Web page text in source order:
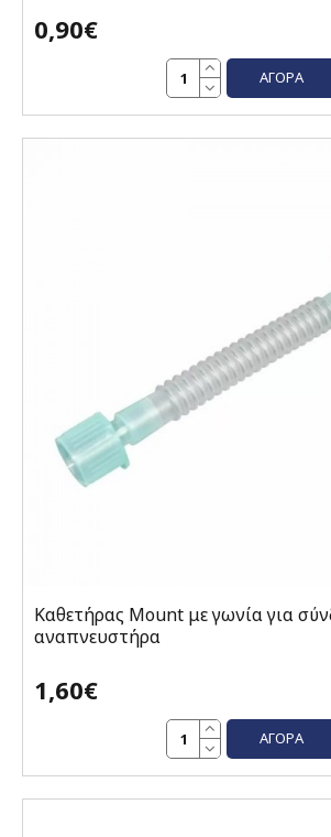
0,90€
ΑΓΟΡΆ
Καθετήρας Mount με γωνία για
αναπνευστήρα
1,60€
ΑΓΟΡΆ